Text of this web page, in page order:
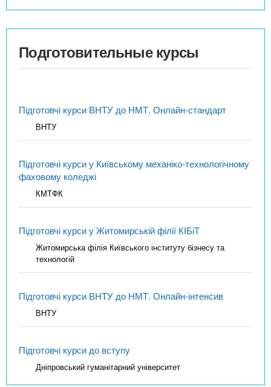
Подготовительные курсы
Підготовчі курси ВНТУ до НМТ. Онлайн-стандарт
ВНТУ
Підготовчі курси у Київському механіко-технологічному
фаховому коледжі
КМТФК
Підготовчі курси у Житомирській філії КІБіТ
Житомирська філія Київського інституту бізнесу та
технологій
Підготовчі курси ВНТУ до НМТ. Онлайн-інтенсив
ВНТУ
Підготовчі курси до вступу
Дніпровський гуманітарний університет